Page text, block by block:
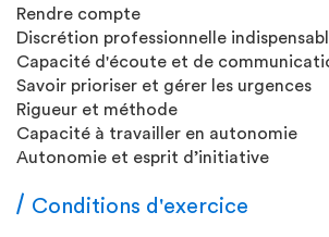
Rendre compte
Discrétion professionnelle
Capacité d'écoute et de
Savoir prioriser et gérer les urgences
Rigueur et méthode
Capacité à travailler en autonomie
Autonomie et esprit d’initiative
Conditions d'exercice